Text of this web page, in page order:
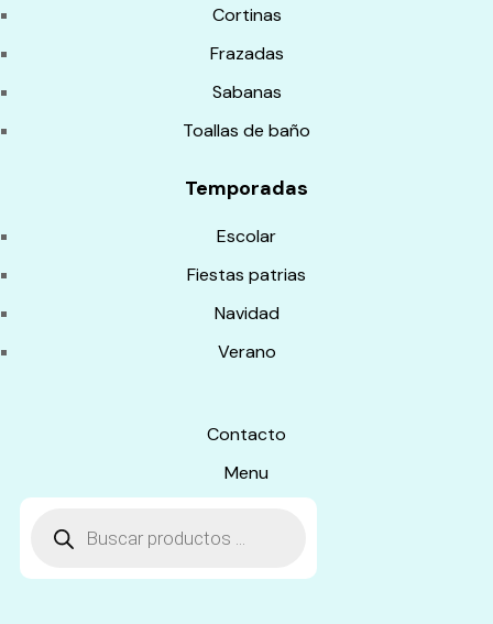
Cortinas
Frazadas
Sabanas
Toallas de baño
Temporadas
Escolar
Fiestas patrias
Navidad
Verano
Contacto
Menu